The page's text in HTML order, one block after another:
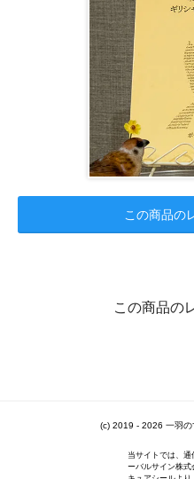
この商品の
この商品の
(c) 2019 - 2026 一羽の
当サイトでは、
ーバルサイン株式